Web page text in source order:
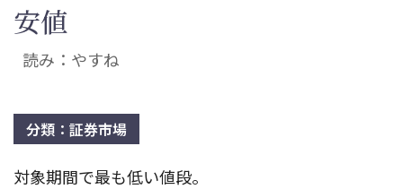
安値
読み：やすね
分類：証券市場
対象期間で最も低い値段。